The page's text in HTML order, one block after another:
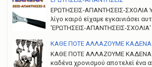
ΕΡΩΤΗΣΕΙΣ-ΑΠΑΝΤΗΣΕΙΣ-ΣΧΟΛΙΑ
λίγο καιρό είχαμε εγκαινιάσει
'ΕΡΩΤΗΣΕΙΣ-ΑΠΑΝΤΗΣΕΙΣ-ΣΧΟΛΙΑ'
ΚΑΘΕ ΠΟΤΕ ΑΛΛΑΖΟΥΜΕ ΚΑΔΕΝΑ
ΚΑΘΕ ΠΟΤΕ ΑΛΛΑΖΟΥΜΕ ΚΑΔΕΝΑ
καδένα χρονισμού αποτελεί ένα